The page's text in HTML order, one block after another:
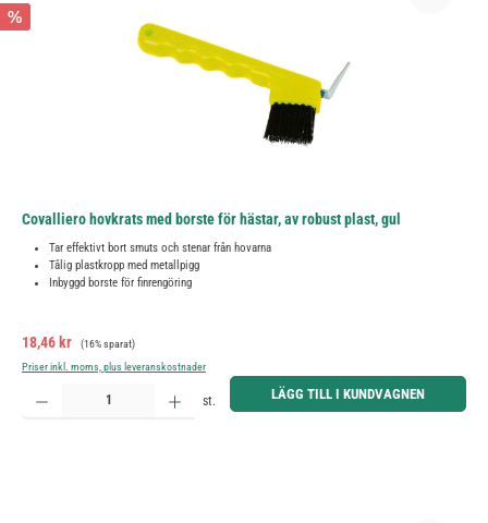
%
Covalliero hovkrats med borste för hästar, av robust plast, gul
Tar effektivt bort smuts och stenar från hovarna
Tålig plastkropp med metallpigg
Inbyggd borste för finrengöring
Försäljningspris:
18,46 kr Ordinarie pris:
(16% sparat)
Priser inkl. moms, plus leveranskostnader
Produktkvantitet: Ange önskat belopp eller använd knapparna för att öka eller minska kvantiteten.
st. LÄGG TILL I KUNDVAGNEN